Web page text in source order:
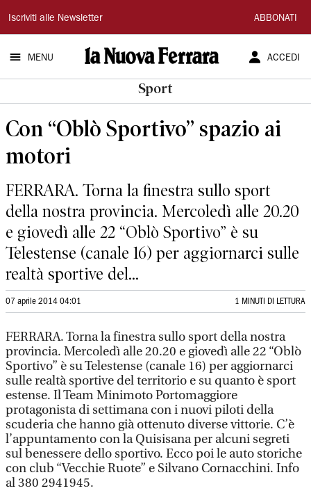
La
Nuova
Ferrara
Iscriviti alle Newsletter ABBONATI
MENU ACCEDI
Sport
Con “Oblò Sportivo” spazio ai
motori
FERRARA. Torna la finestra sullo sport
della nostra provincia. Mercoledì alle 20.20
e giovedì alle 22 “Oblò Sportivo” è su
Telestense (canale 16) per aggiornarci sulle
realtà sportive del...
07 aprile 2014 04:01 1 MINUTI DI LETTURA
FERRARA. Torna la finestra sullo sport della nostra
provincia. Mercoledì alle 20.20 e giovedì alle 22 “Oblò
Sportivo” è su Telestense (canale 16) per aggiornarci
sulle realtà sportive del territorio e su quanto è sport
estense. Il Team Minimoto Portomaggiore
protagonista di settimana con i nuovi piloti della
scuderia che hanno già ottenuto diverse vittorie. C’è
l’appuntamento con la Quisisana per alcuni segreti
sul benessere dello sportivo. Ecco poi le auto storiche
con club “Vecchie Ruote” e Silvano Cornacchini. Info
al 380 2941945.